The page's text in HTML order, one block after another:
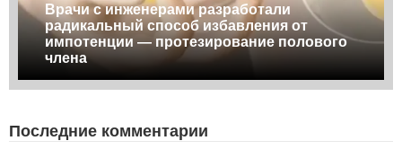
Врачи с инженерами разработали
радикальный способ избавления от
импотенции — протезирование полового
члена
Последние комментарии